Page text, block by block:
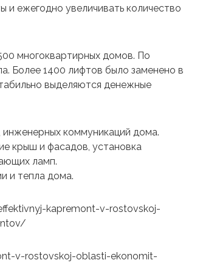
и ежегодно увеличивать количество
многоквартирных домов. По
Более 1400 лифтов было заменено в
выделяются денежные
коммуникаций дома.
крыш и фасадов, установка
ламп.
и тепла дома.
kapremont-v-rostovskoj-
v-rostovskoj-oblasti-ekonomit-